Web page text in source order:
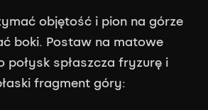
objętość i pion na górze
boki. Postaw na matowe
połysk spłaszcza fryzurę i
fragment góry: